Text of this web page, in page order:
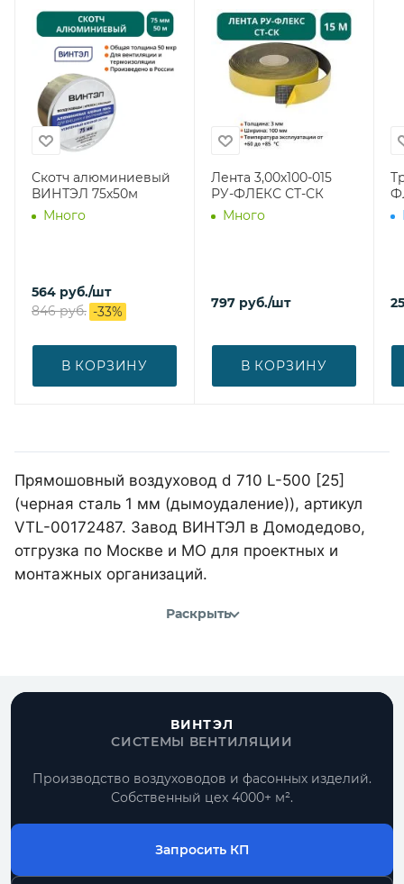
Скотч алюминиевый
ВИНТЭЛ 75х50м
Много
564 руб./шт
846руб. -33%
В КОРЗИНУ
Лента 3,00х100-015
РУ-ФЛЕКС СТ-СК
Много
797 руб./шт
В КОРЗИНУ
Прямошовный воздуховод d 710 L-500 [25]
(черная сталь 1 мм (дымоудаление)), артикул
VTL-00172487. Завод ВИНТЭЛ в Домодедово,
отгрузка по Москве и МО для проектных и
монтажных организаций.
Раскрыть
ВИНТЭЛ
СИСТЕМЫ ВЕНТИЛЯЦИИ
Производство воздуховодов и фасонных изделий.
Собственный цех 4000+ м².
Запросить КП